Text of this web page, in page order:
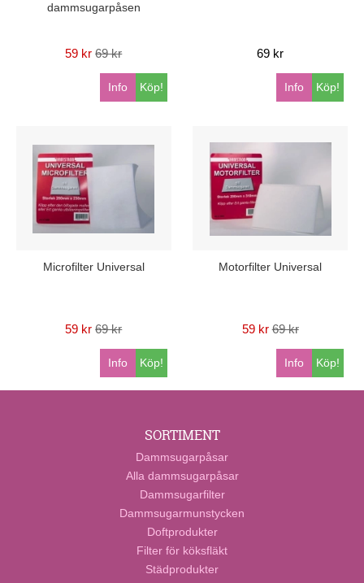
dammsugarpåsen
59 kr 69 kr
Köp!
Info
69 kr
Köp!
Info
Microfilter Universal
59 kr 69 kr
Köp!
Info
Motorfilter Universal
59 kr 69 kr
Köp!
Info
SORTIMENT
Dammsugarpåsar
Alla dammsugarpåsar
Dammsugarfilter
Dammsugarmunstycken
Doftprodukter
Filter för köksfläkt
Städprodukter